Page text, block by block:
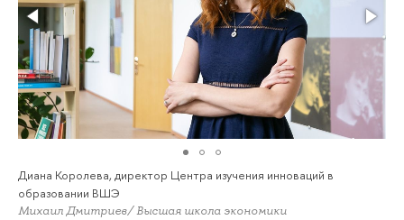
Диана Королева, директор Центра изучения инноваций в
образовании ВШЭ
Михаил Дмитриев/ Высшая школа экономики